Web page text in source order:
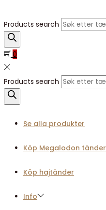
Products search
0
Products search
Se alla produkter
Köp Megalodon tänder
Köp hajtänder
Info